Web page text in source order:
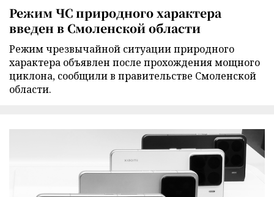
Режим ЧС природного характера
введен в Смоленской области
Режим чрезвычайной ситуации природного
характера объявлен после прохождения мощного
циклона, сообщили в правительстве Смоленской
области.